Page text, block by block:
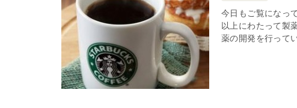
今日もご覧になっ
以上にわたって製
薬の開発を行って